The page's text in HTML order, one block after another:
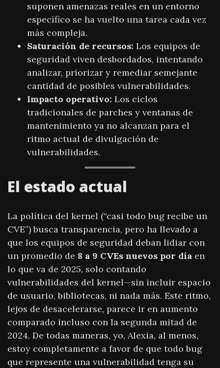
suponen amenazas reales en un entorno
específico se ha vuelto una tarea cada vez
más compleja.
Saturación de recursos: Los equipos de
seguridad viven desbordados, intentando
analizar, priorizar y remediar semejante
cantidad de posibles vulnerabilidades.
Impacto operativo: Los ciclos
tradicionales de parches y ventanas de
mantenimiento ya no alcanzan para el
ritmo actual de divulgación de
vulnerabilidades.
El estado actual
La política del kernel (“casi todo bug recibe un
CVE”) busca transparencia, pero ha llevado a
que los equipos de seguridad deban lidiar con
un promedio de 8 a 9 CVEs nuevos por día en
lo que va de 2025, solo contando
vulnerabilidades del kernel—sin incluir espacio
de usuario, bibliotecas, ni nada más. Este ritmo,
lejos de desacelerarse, parece ir en aumento
comparado incluso con la segunda mitad de
2024. De todas maneras, yo, Alexia, al menos,
estoy completamente a favor de que todo bug
que represente una vulnerabilidad tenga su